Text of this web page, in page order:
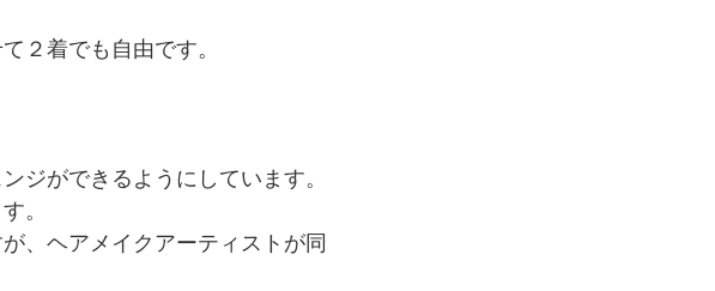
２着でも自由です。
ジができるようにしています。
。
、ヘアメイクアーティストが同